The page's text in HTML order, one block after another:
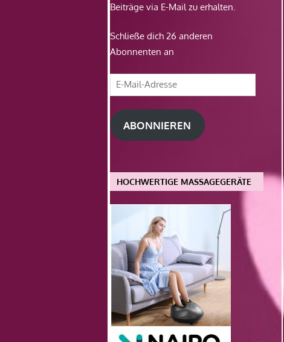
Beiträge via E-Mail zu erhalten.
Schließe dich 26 anderen
Abonnenten an
E-
Mail-
Adresse
ABONNIEREN
HOCHWERTIGE MASSAGEGERÄTE